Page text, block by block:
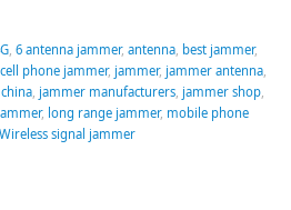
, 6 antenna jammer, antenna, best jammer,
phone jammer, jammer, jammer antenna,
, jammer manufacturers, jammer shop,
, long range jammer, mobile phone
Wireless signal jammer